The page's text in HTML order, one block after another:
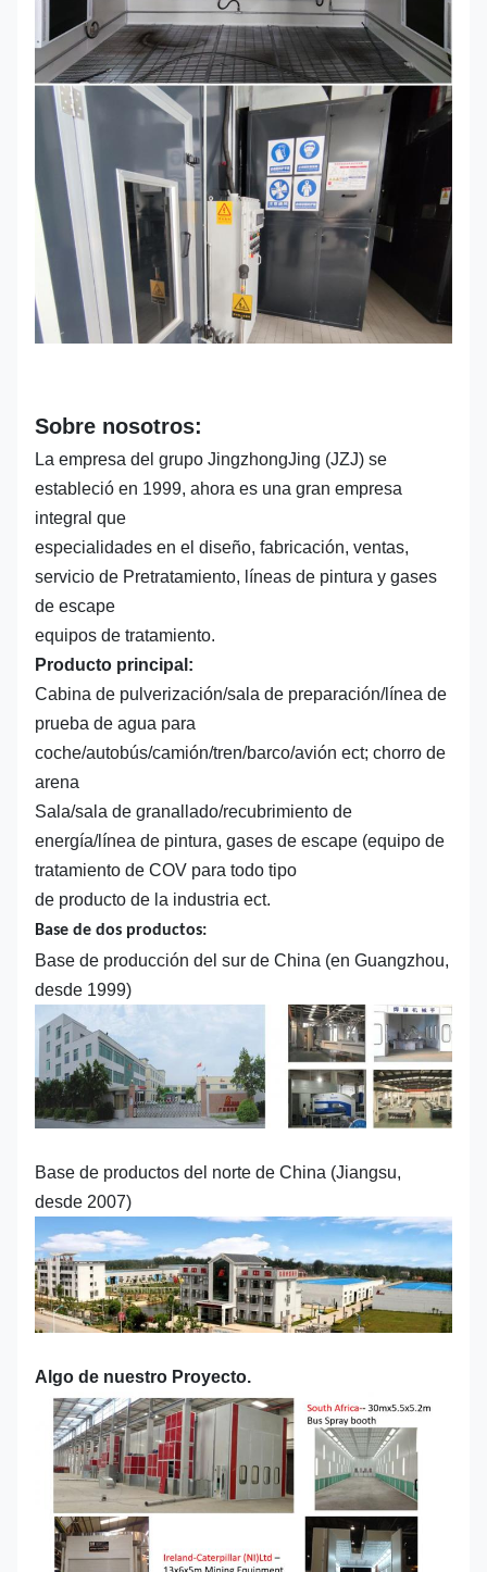
Sobre nosotros:
La empresa del grupo JingzhongJing (JZJ) se
estableció en 1999, ahora es una gran empresa
integral que
especialidades en el diseño, fabricación, ventas,
servicio de Pretratamiento, líneas de pintura y gases
de escape
equipos de tratamiento.
Producto principal:
Cabina de pulverización/sala de preparación/línea de
prueba de agua para
coche/autobús/camión/tren/barco/avión ect; chorro de
arena
Sala/sala de granallado/recubrimiento de
energía/línea de pintura, gases de escape (equipo de
tratamiento de COV para todo tipo
de producto de la industria ect.
Base de dos productos:
Base de producción del sur de China (en Guangzhou,
desde 1999)
Base de productos del norte de China (Jiangsu,
desde 2007)
Algo de nuestro Proyecto.